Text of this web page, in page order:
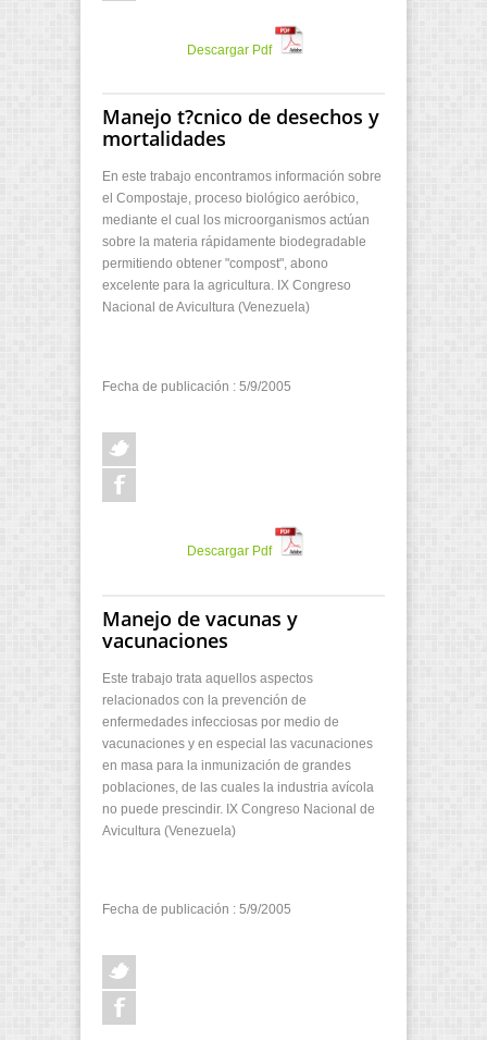
Descargar Pdf
Manejo t?cnico de desechos y
mortalidades
En este trabajo encontramos información sobre
el Compostaje, proceso biológico aeróbico,
mediante el cual los microorganismos actúan
sobre la materia rápidamente biodegradable
permitiendo obtener "compost", abono
excelente para la agricultura. IX Congreso
Nacional de Avicultura (Venezuela)
Fecha de publicación : 5/9/2005
Descargar Pdf
Manejo de vacunas y
vacunaciones
Este trabajo trata aquellos aspectos
relacionados con la prevención de
enfermedades infecciosas por medio de
vacunaciones y en especial las vacunaciones
en masa para la inmunización de grandes
poblaciones, de las cuales la industria avícola
no puede prescindir. IX Congreso Nacional de
Avicultura (Venezuela)
Fecha de publicación : 5/9/2005